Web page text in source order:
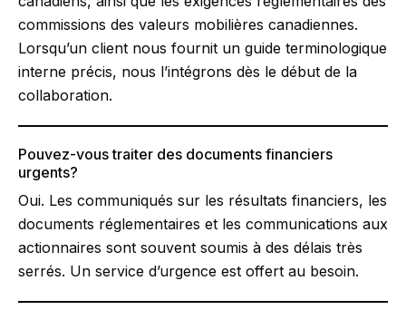
commissions des valeurs mobilières canadiennes.
Lorsqu’un client nous fournit un guide terminologique
interne précis, nous l’intégrons dès le début de la
collaboration.
Pouvez-vous traiter des documents financiers
urgents?
Oui. Les communiqués sur les résultats financiers, les
documents réglementaires et les communications aux
actionnaires sont souvent soumis à des délais très
serrés. Un service d’urgence est offert au besoin.